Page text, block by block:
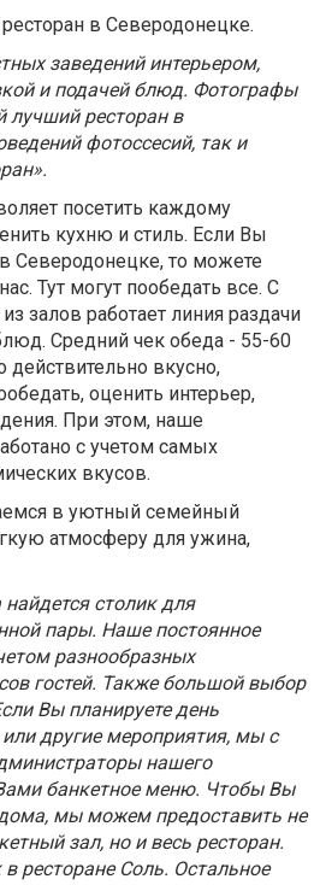
в Северодонецке.
заведений интерьером,
и подачей блюд. Фотографы
лучший ресторан в
фотоссесий, так и
посетить каждому
кухню и стиль. Если Вы
Северодонецке, то можете
Тут могут пообедать все. С
залов работает линия раздачи
Средний чек обеда - 55-60
вкусно,
оценить интерьер,
При этом, наше
с учетом самых
вкусов.
в уютный семейный
атмосферу для ужина,
столик для
пары. Наше постоянное
разнообразных
гостей. Также большой выбор
Вы планируете день
другие мероприятия, мы с
нашего
банкетное меню. Чтобы Вы
мы можем предоставить не
зал, но и весь ресторан.
ресторане Соль. Остальное